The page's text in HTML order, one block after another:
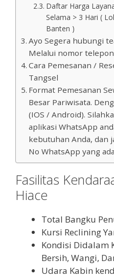
Daftar Harga
Selama > 3 Hari (
Banten )
Ayo Segera hubungi
Melalui nomor
Cara Pemesanan /
Tangsel
Format Pemesanan
Besar Pariwisata.
(IOS / Android).
aplikasi WhatsApp
kebutuhan Anda, dan
No WhatsApp yang
Fasilitas
Hiace
Total Bangku
Kursi Reclining
Kondisi Didalam
Bersih, Wangi,
Udara Kabin